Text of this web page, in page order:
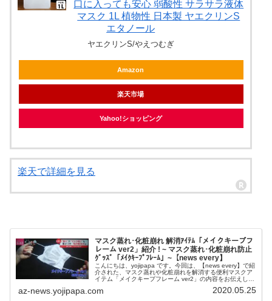
口に入っても安心 弱酸性 サラサラ液体
マスク 1L 植物性 日本製 ヤエクリンS
エタノール
ヤエクリンS/やえつむぎ
Amazon
楽天市場
Yahoo!ショッピング
楽天で詳細を見る
マスク蒸れ･化粧崩れ 解消ｱｲﾃﾑ「メイクキープフ
レーム ver2」紹介 ! ~ マスク蒸れ･化粧崩れ防止
ｸﾞｯｽﾞ「ﾒｲｸｷｰﾌﾟﾌﾚｰﾑ」~【news every】
こんにちは、yojipapa です。今回は、【news every】で紹
介された、マスク蒸れや化粧崩れを解消する便利マスクア
イテム「メイクキープフレーム ver2」の内容をお伝えしま
az-news.yojipapa.com 2020.05.25